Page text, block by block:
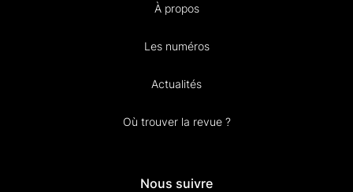
À propos
Les numéros
Actualités
Où trouver la revue ?
Nous suivre